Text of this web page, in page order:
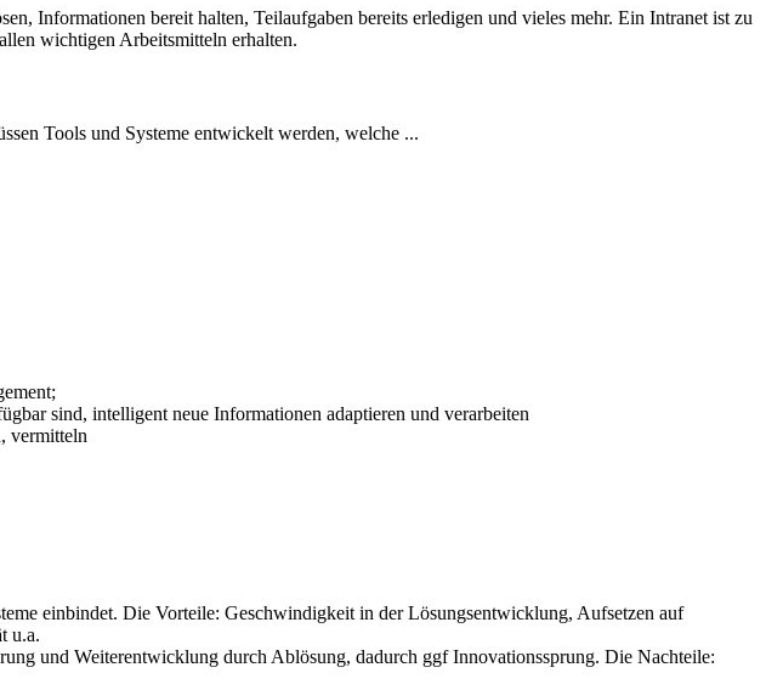
Informationen bereit halten, Teilaufgaben bereits erledigen und vieles mehr. Ein Intranet ist zu
wichtigen Arbeitsmitteln erhalten.
Tools und Systeme entwickelt werden, welche ...
sind, intelligent neue Informationen adaptieren und verarbeiten
vermitteln
einbindet. Die Vorteile: Geschwindigkeit in der Lösungsentwicklung, Aufsetzen auf
u.a.
und Weiterentwicklung durch Ablösung, dadurch ggf Innovationssprung. Die Nachteile: